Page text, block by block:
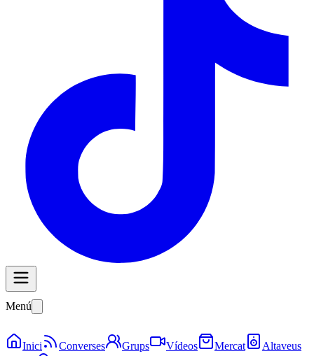
Menú
Inici Converses Grups Vídeos Mercat
Altaveus